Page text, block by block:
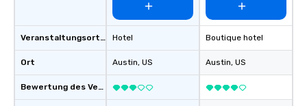
Veranstaltungsortstyp
Ort
Bewertung des Veranstaltungsortes
Hotel
Austin, US
Boutique hotel
Austin, US